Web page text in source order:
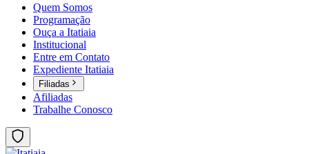
Quem Somos
Programação
Ouça a Itatiaia
Institucional
Entre em Contato
Expediente Itatiaia
Filiadas
Afiliadas
Trabalhe Conosco